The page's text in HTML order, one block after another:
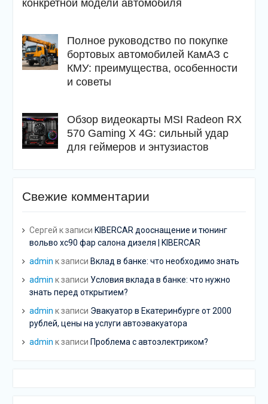
конкретной модели автомобиля
Полное руководство по покупке
бортовых автомобилей КамАЗ с
КМУ: преимущества, особенности
и советы
Обзор видеокарты MSI Radeon RX
570 Gaming X 4G: сильный удар
для геймеров и энтузиастов
Свежие комментарии
Сергей к записи KIBERCAR дооснащение и тюнинг
вольво хс90 фар салона дизеля | KIBERCAR
admin к записи Вклад в банке: что необходимо знать
admin к записи Условия вклада в банке: что нужно
знать перед открытием?
admin к записи Эвакуатор в Екатеринбурге от 2000
рублей, цены на услуги автоэвакуатора
admin к записи Проблема с автоэлектриком?